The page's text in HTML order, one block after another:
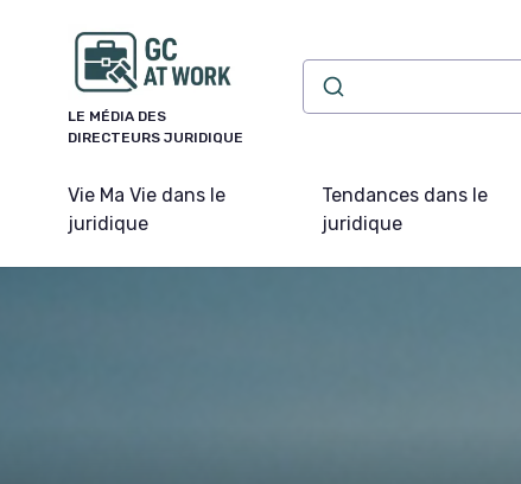
LE MÉDIA DES
DIRECTEURS JURIDIQUE
Vie Ma Vie dans le
juridique
Tendances dans le
juridique